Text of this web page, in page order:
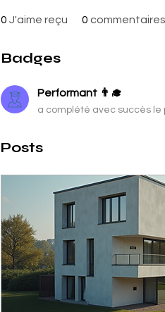
0 J'aime reçu 0
Badges
Performant 👨‍🎓​
a complété avec succès le
Posts